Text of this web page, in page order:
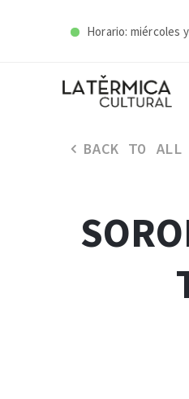
Horario: miércoles
BACK TO ALL